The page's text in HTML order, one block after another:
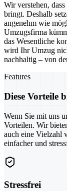
Wir verstehen,
bringt. Deshalb
angenehm wie
Umzugsfirma
das Wesentliche
wird Ihr Umzug
nachhaltig – von
Features
Diese Vorteile
Wenn Sie mit uns
Vorteilen. Wir
auch eine Vielzahl
einfacher und
Stressfrei